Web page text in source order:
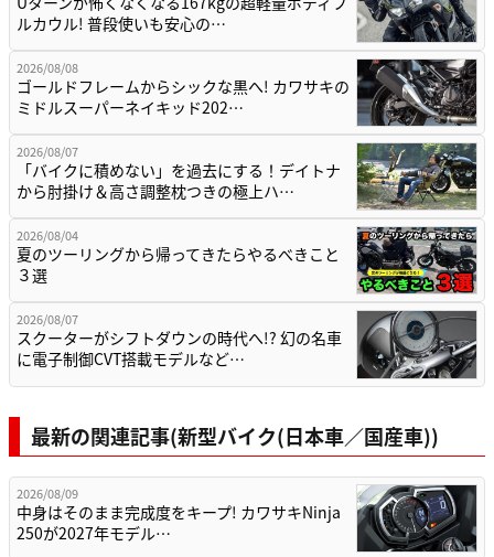
ルカウル! 普段使いも安心の…
2026/08/08
ゴールドフレームからシックな黒へ! カワサキの
ミドルスーパーネイキッド202…
2026/08/07
「バイクに積めない」を過去にする！デイトナ
から肘掛け＆高さ調整枕つきの極上ハ…
2026/08/04
夏のツーリングから帰ってきたらやるべきこと
３選
2026/08/07
スクーターがシフトダウンの時代へ!? 幻の名車
に電子制御CVT搭載モデルなど…
最新の関連記事(新型バイク(日本車／国産車))
2026/08/09
中身はそのまま完成度をキープ! カワサキNinja
250が2027年モデル…